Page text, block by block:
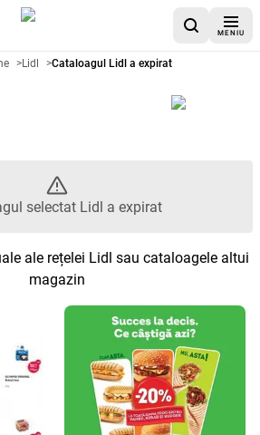
MENIU
Lidl -
>Lidl >Cataloagul Lidl a expirat
selectat Lidl a expirat
ale rețelei Lidl sau cataloagele altui
magazin